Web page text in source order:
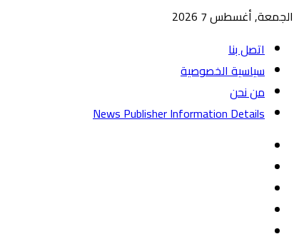
الجمعة, أغسطس 7 2026
اتصل بنا
سياسية الخصوصية
من نحن
News Publisher Information Details